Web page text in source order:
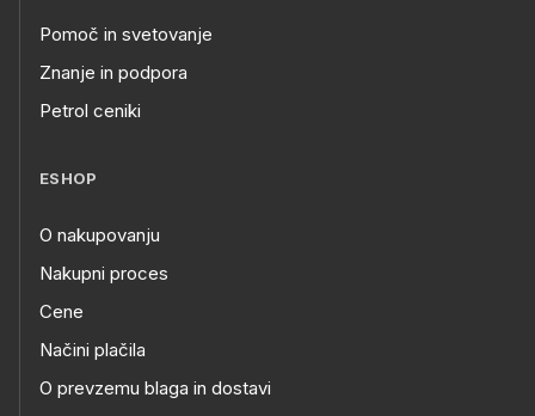
Pomoč in svetovanje
Znanje in podpora
Petrol ceniki
ESHOP
O nakupovanju
Nakupni proces
Cene
Načini plačila
O prevzemu blaga in dostavi